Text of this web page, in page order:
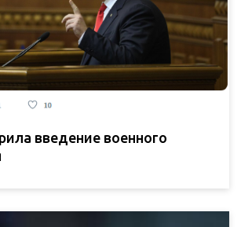
введение военного